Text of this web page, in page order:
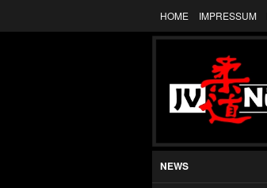
HOME IMPRESSUM
NEWS